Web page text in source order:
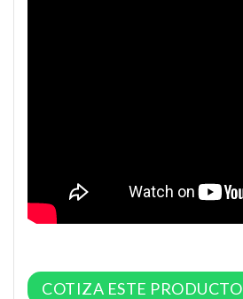
COTIZA ESTE PRODUCTO